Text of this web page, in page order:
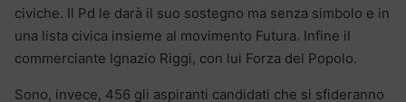
civiche. Il Pd le darà il suo sostegno ma senza simbolo e in
una lista civica insieme al movimento Futura. Infine il
commerciante Ignazio Riggi, con lui Forza del Popolo.
Sono, invece, 456 gli aspiranti candidati che si sfideranno